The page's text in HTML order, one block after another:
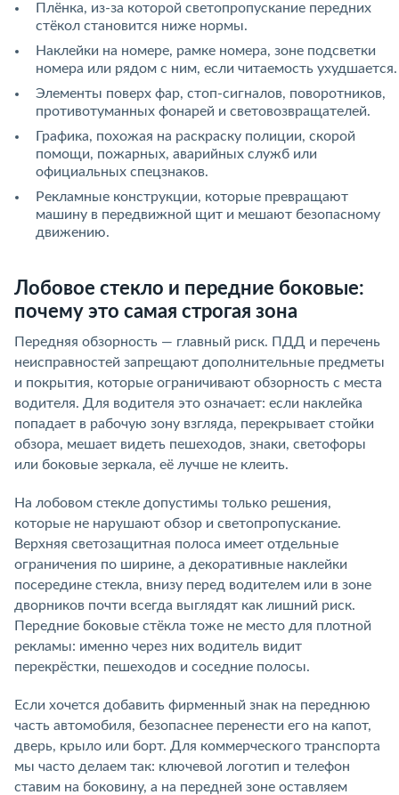
Плёнка, из-за которой светопропускание передних
стёкол становится ниже нормы.
Наклейки на номере, рамке номера, зоне подсветки
номера или рядом с ним, если читаемость ухудшается.
Элементы поверх фар, стоп-сигналов, поворотников,
противотуманных фонарей и световозвращателей.
Графика, похожая на раскраску полиции, скорой
помощи, пожарных, аварийных служб или
официальных спецзнаков.
Рекламные конструкции, которые превращают
машину в передвижной щит и мешают безопасному
движению.
Лобовое стекло и передние боковые:
почему это самая строгая зона
Передняя обзорность — главный риск. ПДД и перечень
неисправностей запрещают дополнительные предметы
и покрытия, которые ограничивают обзорность с места
водителя. Для водителя это означает: если наклейка
попадает в рабочую зону взгляда, перекрывает стойки
обзора, мешает видеть пешеходов, знаки, светофоры
или боковые зеркала, её лучше не клеить.
На лобовом стекле допустимы только решения,
которые не нарушают обзор и светопропускание.
Верхняя светозащитная полоса имеет отдельные
ограничения по ширине, а декоративные наклейки
посередине стекла, внизу перед водителем или в зоне
дворников почти всегда выглядят как лишний риск.
Передние боковые стёкла тоже не место для плотной
рекламы: именно через них водитель видит
перекрёстки, пешеходов и соседние полосы.
Если хочется добавить фирменный знак на переднюю
часть автомобиля, безопаснее перенести его на капот,
дверь, крыло или борт. Для коммерческого транспорта
мы часто делаем так: ключевой логотип и телефон
ставим на боковину, а на передней зоне оставляем